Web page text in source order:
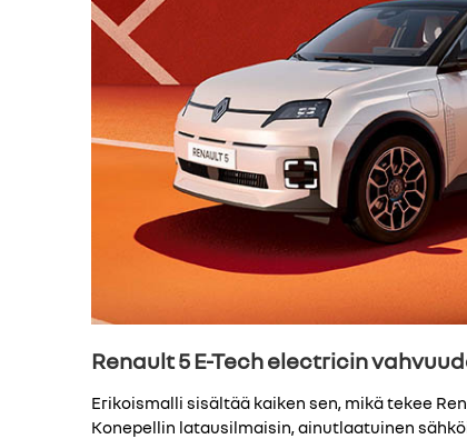
Renault 5 E-Tech electricin
Erikoismalli sisältää kaiken sen, mikä tekee
Konepellin latausilmaisin, ainutlaatuinen